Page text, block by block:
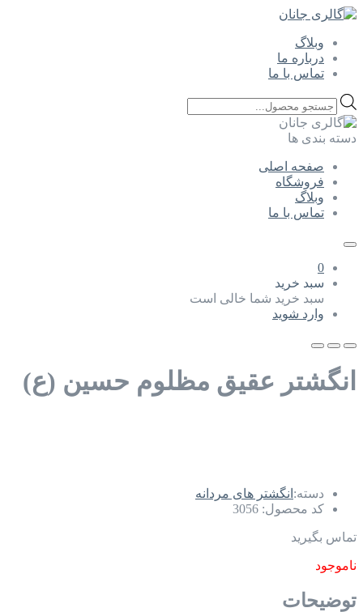
وبلاگ
درباره ما
تماس با ما
Products
search
دسته بندی ها
صفحه اصلی
فروشگاه
وبلاگ
تماس با ما
0
سبد خرید
سبد خرید شما خالی است
وارد شوید
انگشتر عقیق مظلوم حسین (ع)
دسته: انگشتر های مردانه
کد محصول: 3056
تماس بگیرید
ناموجود
توضیحات